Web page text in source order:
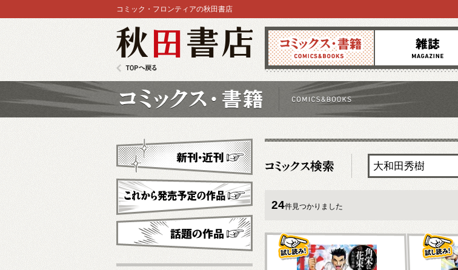
コミックス 雑誌
コミック・フロンティアの秋田書店
24件見つかりました
新刊・近刊
これから発売予定